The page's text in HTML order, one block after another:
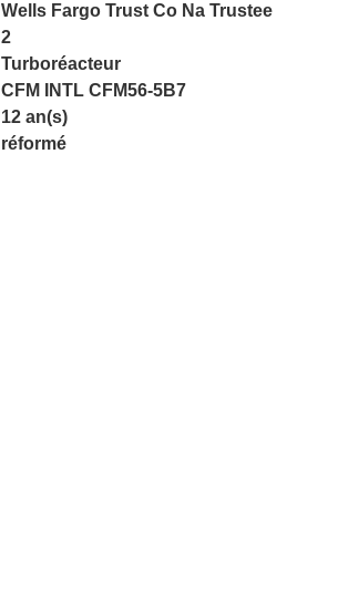
Wells Fargo Trust Co Na Trustee
2
Turboréacteur
CFM INTL CFM56-5B7
12 an(s)
réformé